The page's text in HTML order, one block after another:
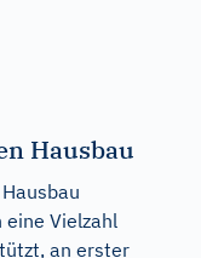
Hausbau
eine Vielzahl
an erster